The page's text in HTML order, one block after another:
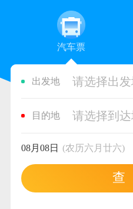
汽车票
出发地 请选择出
目的地 请选择到
08月08日 (农历六月廿六)
查